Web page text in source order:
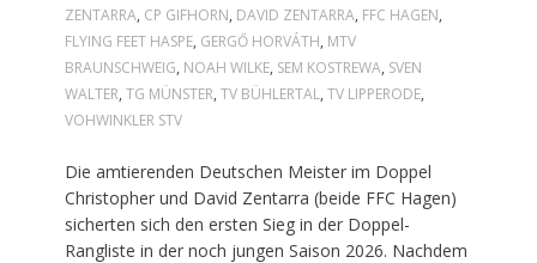
ZENTARRA, CP GIFHORN, DAVID ZENTARRA, FFC HAGEN,
FLYING FEET HASPE, GERGŐ HORVÁTH, MTV
BRAUNSCHWEIG, NOAH WILKE, SEM KOSTREWA, SVEN
WALTER, TG MÜNSTER, TV BÜHLERTAL, TV LIPPERODE,
VOHWINKLER STV
Die amtierenden Deutschen Meister im Doppel
Christopher und David Zentarra (beide FFC Hagen)
sicherten sich den ersten Sieg in der Doppel-
Rangliste in der noch jungen Saison 2026. Nachdem